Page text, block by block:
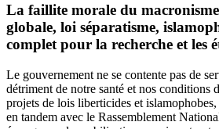
La faillite morale du
globale, loi séparatisme,
complet pour la recherche et les
Le gouvernement ne se contente pas de
détriment de notre santé et nos conditions
projets de lois liberticides et
en tandem avec le Rassemblement